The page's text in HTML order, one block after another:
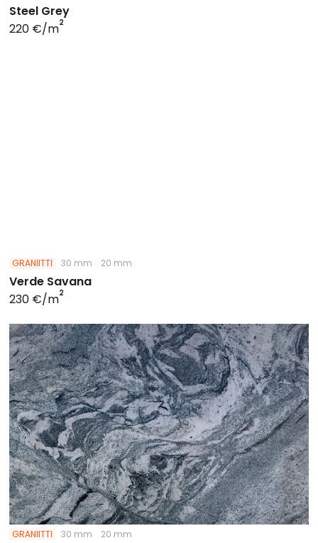
Steel Grey
220 €/m2
GRANIITTI 30 mm 20 mm
Verde Savana
230 €/m2
GRANIITTI 30 mm 20 mm